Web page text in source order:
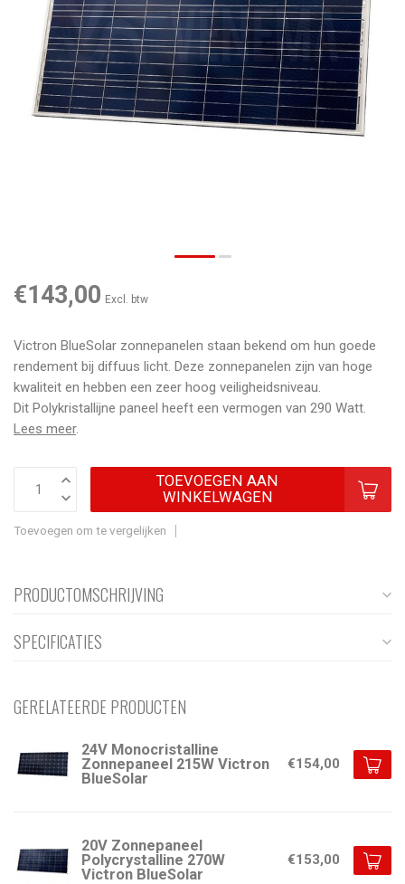
€143,00 Excl. btw
Victron BlueSolar zonnepanelen staan bekend om hun goede
rendement bij diffuus licht. Deze zonnepanelen zijn van hoge
kwaliteit en hebben een zeer hoog veiligheidsniveau.
Dit Polykristallijne paneel heeft een vermogen van 290 Watt.
Lees meer.
TOEVOEGEN AAN
WINKELWAGEN
Toevoegen om te vergelijken
PRODUCTOMSCHRIJVING
SPECIFICATIES
GERELATEERDE PRODUCTEN
24V Monocristalline
Zonnepaneel 215W Victron
BlueSolar
€154,00
20V Zonnepaneel
Polycrystalline 270W
Victron BlueSolar
€153,00